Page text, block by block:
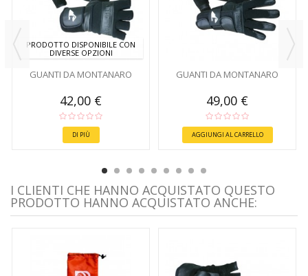
PRODOTTO DISPONIBILE CON
DIVERSE OPZIONI
GUANTI DA MONTANARO
42,00 €
DI PIÙ
GUANTI DA MONTANARO
49,00 €
AGGIUNGI AL CARRELLO
I CLIENTI CHE HANNO ACQUISTATO QUESTO
PRODOTTO HANNO ACQUISTATO ANCHE: